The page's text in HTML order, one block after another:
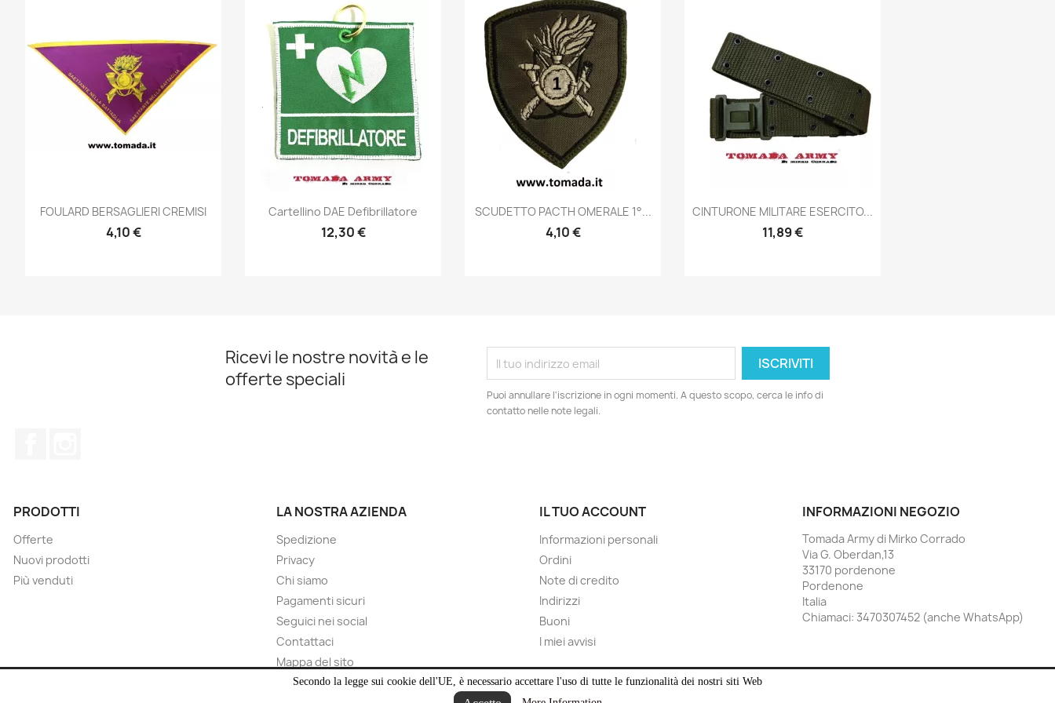
Secondo la legge sui cookie dell'UE, è necessario accettare l'uso di tutte le funzionalità dei nostri siti Web
Anteprima
FOULARD BERSAGLIERI CREMISI
4,10 €
Anteprima
Cartellino DAE Defibrillatore
12,30 €
Anteprima
SCUDETTO PACTH OMERALE 1°...
4,10 €
 Anteprima
CINTURONE MILITARE ESERCITO...
11,89 €
Ricevi le nostre novità e le
offerte speciali
Puoi annullare l'iscrizione in ogni momenti. A questo scopo, cerca le info di
contatto nelle note legali.
PRODOTTI
Offerte
Nuovi prodotti
Più venduti
LA NOSTRA AZIENDA
Spedizione
Privacy
Chi siamo
Pagamenti sicuri
Seguici nei social
Contattaci
Mappa del sito
Negozi
IL TUO ACCOUNT
Informazioni personali
Ordini
Note di credito
Indirizzi
Buoni
I miei avvisi
INFORMAZIONI NEGOZIO
Tomada Army di Mirko Corrado
Via G. Oberdan,13
33170 pordenone
Pordenone
Italia
Chiamaci: 3470307452 (anche WhatsApp)